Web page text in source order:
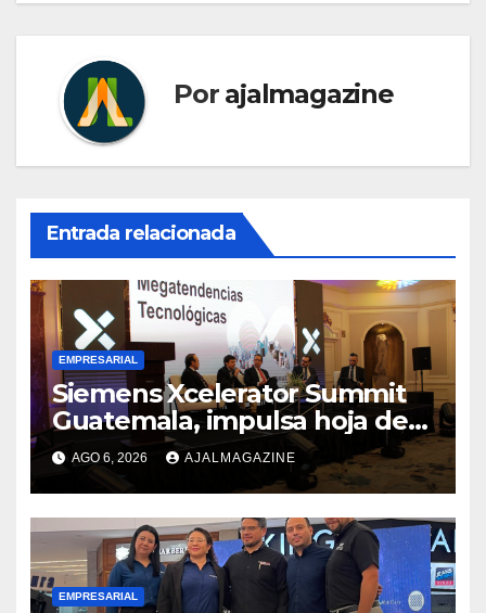
Por ajalmagazine
Entrada relacionada
EMPRESARIAL
Siemens Xcelerator Summit
Guatemala, impulsa hoja de
ruta para acelerar la
competitividad del país
AGO 6, 2026 AJALMAGAZINE
EMPRESARIAL